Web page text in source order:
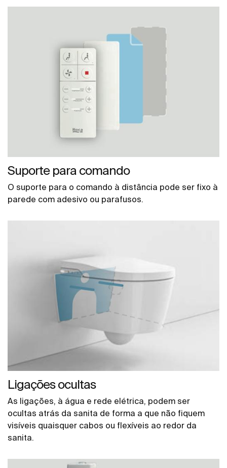
Suporte para comando
O suporte para o comando à distância pode ser fixo à
parede com adesivo ou parafusos.
Ligações ocultas
As ligações, à água e rede elétrica, podem ser
ocultas atrás da sanita de forma a que não fiquem
visíveis quaisquer cabos ou flexíveis ao redor da
sanita.